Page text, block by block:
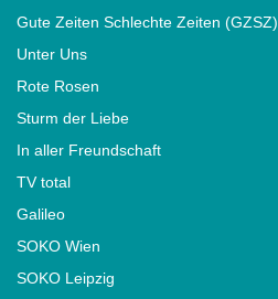
Gute Zeiten Schlechte Zeiten (GZSZ)
Unter Uns
Rote Rosen
Sturm der Liebe
In aller Freundschaft
TV total
Galileo
SOKO Wien
SOKO Leipzig